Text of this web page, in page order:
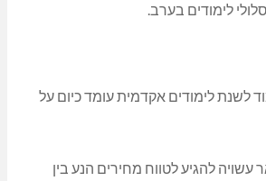
לימודים בערב.
לשנת לימודים אקדמית עומד כיום על
להגיע לטווח מחירים הנע בין